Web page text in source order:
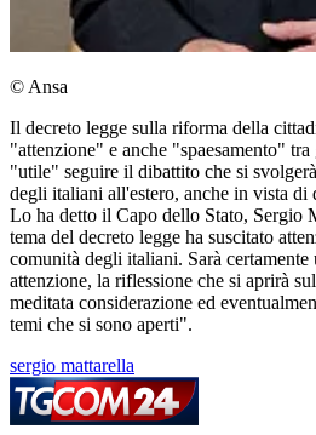
© Ansa
Il decreto legge sulla riforma della
"attenzione" e anche "spaesamento"
"utile" seguire il dibattito che si
degli italiani all'estero, anche in vista
Lo ha detto il Capo dello Stato, Sergio
tema del decreto legge ha suscitato
comunità degli italiani. Sarà certamente
attenzione, la riflessione che si aprirà
meditata considerazione ed
temi che si sono aperti".
sergio mattarella